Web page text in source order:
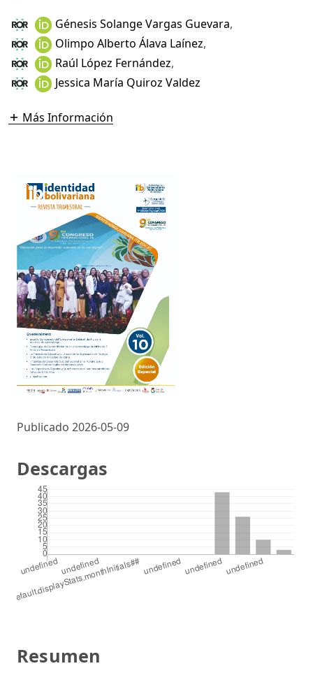
Génesis Solange Vargas Guevara,
Olimpo Alberto Álava Laínez,
Raúl López Fernández,
Jessica María Quiroz Valdez
Más Información
Publicado 2026-05-09
Resumen
Descargas